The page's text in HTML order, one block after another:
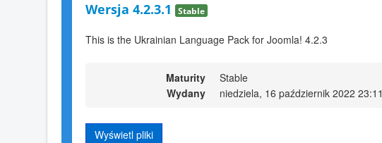
Wersja 4.2.3.1 Stable
This is the Ukrainian Language Pack for Joomla! 4.2.3
Maturity
Stable
Wydany
niedziela, 16 październik 2022 23:11
Wyświetl pliki